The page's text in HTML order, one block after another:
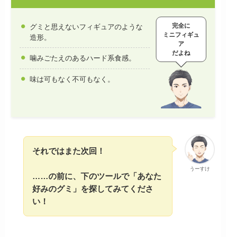
グミと思えないフィギュアのような
造形。
噛みごたえのあるハード系食感。
味は可もなく不可もなく。
完全に
ミニフィギュ
ア
だよね
うーすけ
それではまた次回！
……の前に、下のツールで「あなた
好みのグミ」を探してみてくださ
い！